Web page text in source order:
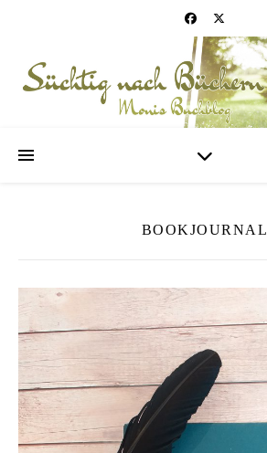
BOOKJOURNAL